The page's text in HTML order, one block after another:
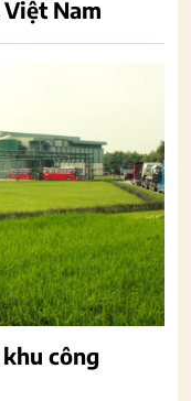
Nam
công